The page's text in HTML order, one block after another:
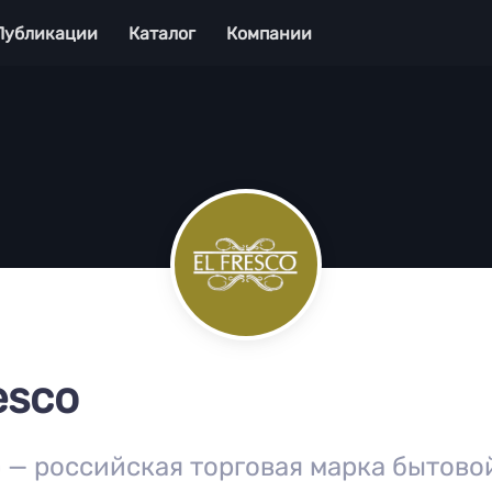
Каталог Компании
— российская торговая марка